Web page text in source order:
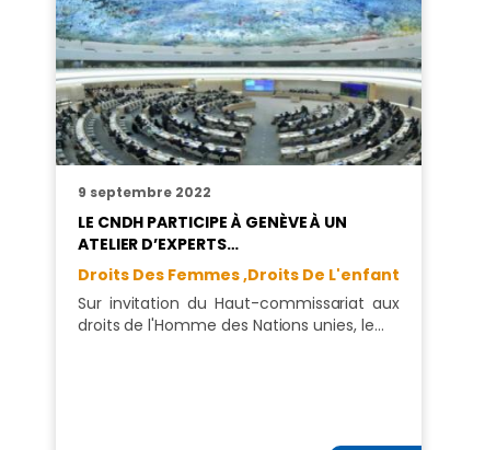
9 septembre 2022
LE CNDH PARTICIPE À GENÈVE À UN
ATELIER D’EXPERTS…
Droits Des Femmes ,Droits De L'enfant
Sur invitation du Haut-commissariat aux
droits de l'Homme des Nations unies, le…